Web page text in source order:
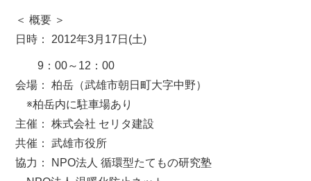
＜ 概要 ＞
日時： 2012年3月17日(土)
9：00～12：00
会場： 柏岳（武雄市朝日町大字中野）
※柏岳内に駐車場あり
主催： 株式会社 セリタ建設
共催： 武雄市役所
協力： NPO法人 循環型たてもの研究塾